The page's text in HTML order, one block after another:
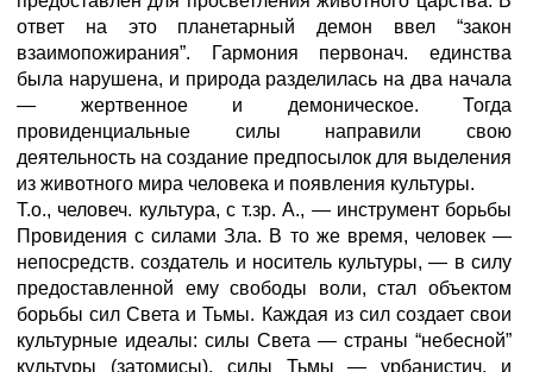
ответ на это планетарный демон ввел “закон
взаимопожирания”. Гармония первонач. единства
была нарушена, и природа разделилась на два начала
— жертвенное и демоническое. Тогда
провиденциальные силы направили свою
деятельность на создание предпосылок для выделения
из животного мира человека и появления культуры.
Т.о., человеч. культура, с т.зр. А., — инструмент борьбы
Провидения с силами Зла. В то же время, человек —
непосредств. создатель и носитель культуры, — в силу
предоставленной ему свободы воли, стал объектом
борьбы сил Света и Тьмы. Каждая из сил создает свои
культурные идеалы: силы Света — страны “небесной”
культуры (затомисы), силы Тьмы — урбанистич. и